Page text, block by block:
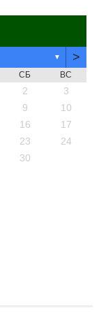
▼ >
СБ ВС
2
3
9
10
16
17
23
24
30